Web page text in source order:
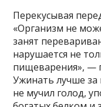
Перекусывая
«Организм не
занят
нарушается не
пищеварения», —
Ужинать лучше за
не мучил голод,